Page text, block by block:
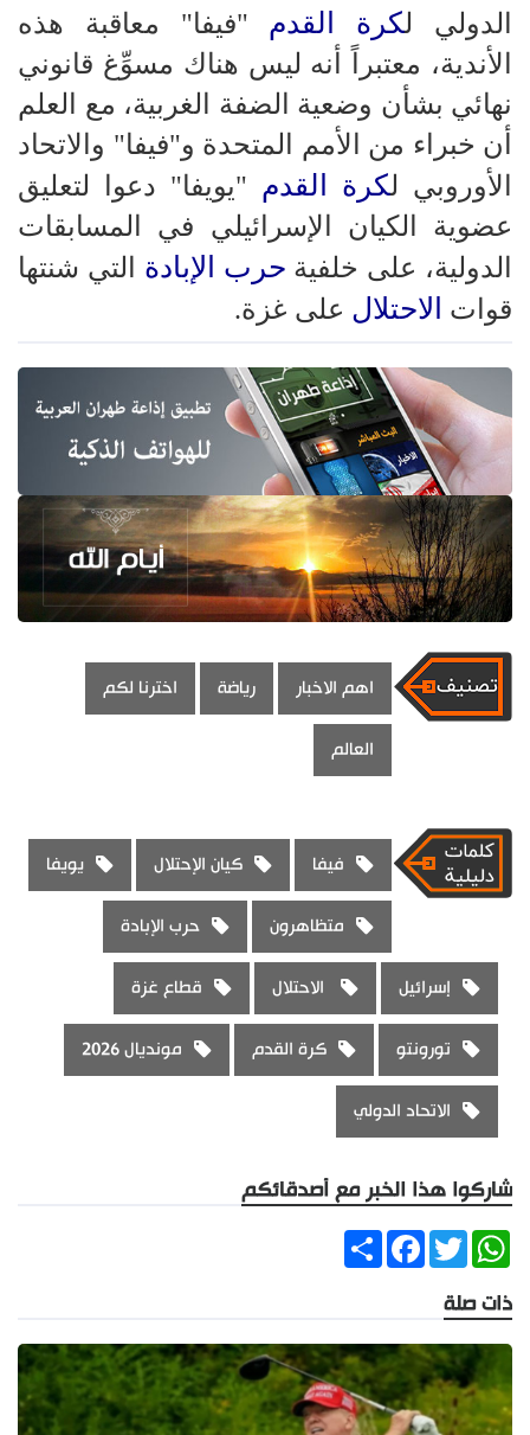
الدولي لكرة القدم "فيفا" معاقبة هذه
الأندية، معتبراً أنه ليس هناك مسوِّغ قانوني
نهائي بشأن وضعية الضفة الغربية، مع العلم
أن خبراء من الأمم المتحدة و"فيفا" والاتحاد
الأوروبي لكرة القدم "يويفا" دعوا لتعليق
عضوية الكيان الإسرائيلي في المسابقات
الدولية، على خلفية حرب الإبادة التي شنتها
قوات الاحتلال على غزة.
اهم الاخبار رياضة اخترنا لكم
العالم
فيفا كيان الإحتلال يويفا
متظاهرون حرب الإبادة
إسرائيل الاحتلال قطاع غزة
تورونتو كرة القدم مونديال 2026
الاتحاد الدولي
شاركوا هذا الخبر مع أصدقائكم
ShareFacebookTwitter
WhatsApp
ذات صلة